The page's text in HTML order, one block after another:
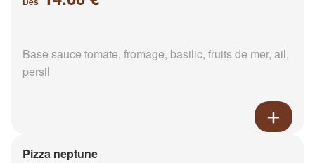
Base sauce tomate, fromage, basilic, fruits de mer, ail,
persil
Pizza neptune